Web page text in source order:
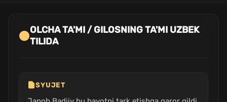
OLCHA TA'MI / GILOSNING TA'MI UZBEK
TILIDA
SYUJET